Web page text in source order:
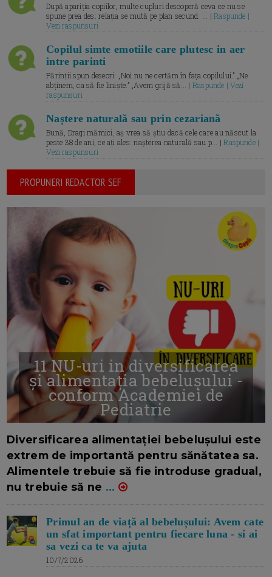
După apariția copiilor, multe cupluri descoperă ceva ce nu se
spune prea des: relația se mută pe plan secund. ... |Raspunde |
Vezi raspunsuri
Copilul simte emotiile care plutesc in aer
intre parinti
Părinții spun deseori: „Noi nu ne certăm în fața copilului.” „Ne
abținem, ca să fie liniște.” „Avem grijă să... | Raspunde | Vezi
raspunsuri
Naștere naturală sau prin cezariană
Bună, Dragi mămici, aș vrea să știu dacă cele care au născut la
peste 38 de ani, ce ați ales: nașterea naturală sau p... |Raspunde |
Vezi raspunsuri
PROPUNERI REDACTOR SEF
11 NU-uri in diversificarea
și alimentația bebelușului -
conform Academiei de
Pediatrie
Diversificarea alimentației bebelușului este
extrem de importantă pentru sănătatea sa.
Alimentele trebuie să fie introduse gradual,
nu trebuie să ne ...
Primul an de viață al bebelușului: Avem cate
un sfat important pentru fiecare luna - si ai
sa vezi ca te va ajuta
10/7/2026